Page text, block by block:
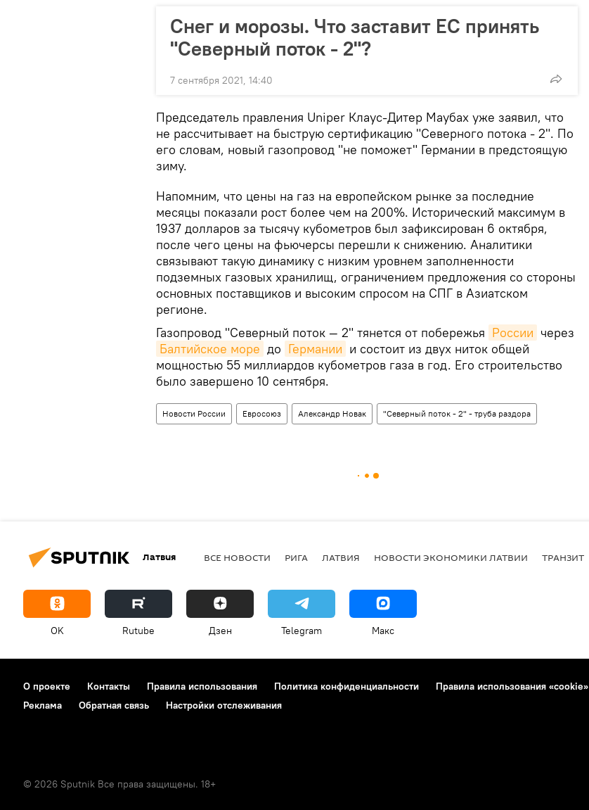
Снег и морозы. Что заставит ЕС принять
"Северный поток - 2"?
7 сентября 2021, 14:40
Председатель правления Uniper Клаус-Дитер Маубах уже заявил, что
не рассчитывает на быструю сертификацию "Северного потока - 2". По
его словам, новый газопровод "не поможет" Германии в предстоящую
зиму.
Напомним, что цены на газ на европейском рынке за последние
месяцы показали рост более чем на 200%. Исторический максимум в
1937 долларов за тысячу кубометров был зафиксирован 6 октября,
после чего цены на фьючерсы перешли к снижению. Аналитики
связывают такую динамику с низким уровнем заполненности
подземных газовых хранилищ, ограничением предложения со стороны
основных поставщиков и высоким спросом на СПГ в Азиатском
регионе.
Газопровод "Северный поток — 2" тянется от побережья России через
Балтийское море до Германии и состоит из двух ниток общей
мощностью 55 миллиардов кубометров газа в год. Его строительство
было завершено 10 сентября.
Новости России Евросоюз Александр Новак "Северный поток - 2" - труба раздора
Латвия ВСЕ НОВОСТИ РИГА ЛАТВИЯ НОВОСТИ ЭКОНОМИКИ ЛАТВИИ ТРАНЗИТ
OK Rutube Дзен Telegram Макс
О проекте Контакты Правила использования Политика конфиденциальности Правила использования «cookie»
Реклама
Обратная связь Настройки отслеживания
© 2026 Sputnik Все права защищены. 18+